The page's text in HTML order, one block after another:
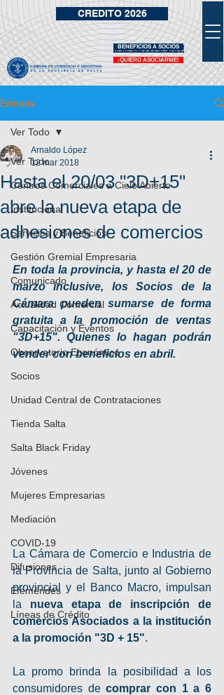
¡QUIERO ASOCIARME!
VIDRIERA DE BENEFICIOS
BENEFICIOS A SOCIOS
CREDITO 2026
Entrada
Ver Todo
Centros Comerciales a Cielo Abierto
Institucional
Servicios y Beneficios
Gestión Gremial Empresaria
Comunicado
Actualidad Comercial
Capacitación y Eventos
Observatorio Económico
Socios
Unidad Central de Contrataciones
Tienda Salta
Salta Black Friday
Jóvenes
Mujeres Empresarias
Mediación
COVID-19
Difusiones
Efemérides
Líneas de Crédito
Ver Todo
Hasta el 20/03 "3D+15"
abre la nueva etapa de
adhesiones de comercios
Arnaldo López
12 mar 2018
En toda la provincia, y hasta el 20 de
marzo inclusive, los Socios de la
Cámara pueden sumarse de forma
gratuita a la promoción de ventas
"3D+15". Quienes lo hagan podrán
vender con beneficios en abril.
La Cámara de Comercio e Industria de
la Provincia de Salta, junto al Gobierno
provincial y el Banco Macro, impulsan
la nueva etapa de inscripción de
comercios Asociados a la institución
a la promoción "3D + 15".
La promo brinda la posibilidad a los
consumidores de comprar con 1 a 6